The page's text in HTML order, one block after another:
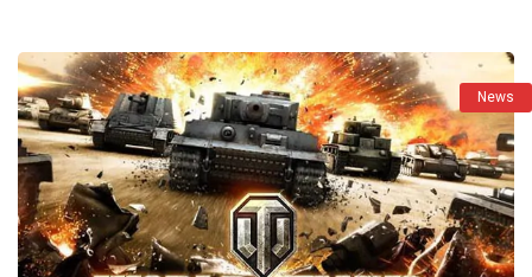
News